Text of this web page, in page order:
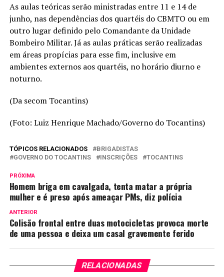
As aulas teóricas serão ministradas entre 11 e 14 de
junho, nas dependências dos quartéis do CBMTO ou em
outro lugar definido pelo Comandante da Unidade
Bombeiro Militar. Já as aulas práticas serão realizadas
em áreas propícias para esse fim, inclusive em
ambientes externos aos quartéis, no horário diurno e
noturno.
(Da secom Tocantins)
(Foto: Luiz Henrique Machado/Governo do Tocantins)
TÓPICOS RELACIONADOS
BRIGADISTAS
GOVERNO DO TOCANTINS
INSCRIÇÕES TOCANTINS
PRÓXIMA
Homem briga em cavalgada, tenta matar a própria
mulher e é preso após ameaçar PMs, diz polícia
ANTERIOR
Colisão frontal entre duas motocicletas provoca morte
de uma pessoa e deixa um casal gravemente ferido
RELACIONADAS